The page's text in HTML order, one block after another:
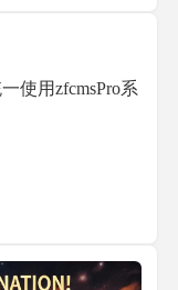
使用zfcmsPro系